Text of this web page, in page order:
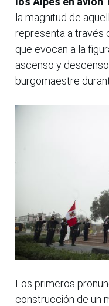
la magnitud de
representa a través
que evocan a la
ascenso y descenso
burgomaestre
Los primeros
construcción de un